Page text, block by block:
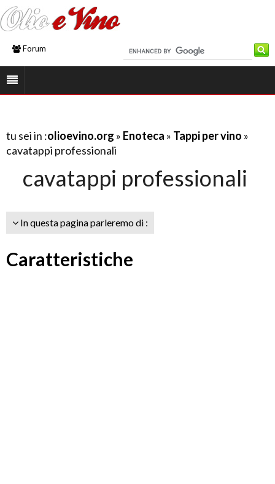
Forum
tu sei in :olioevino.org » Enoteca » Tappi per vino »
cavatappi professionali
cavatappi professionali
In questa pagina parleremo di :
Caratteristiche